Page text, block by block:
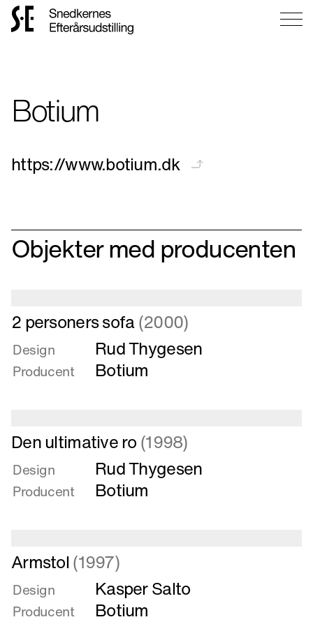
Botium
https://www.botium.dk
Objekter med producenten
Læs
mere
om
2
personers
2 personers sofa(2000)
Design Rud Thygesen
Producent Botium
Læs
mere
om
Den
ultimative
Den ultimative ro(1998)
Design Rud Thygesen
Producent Botium
Læs
mere
om
Armstol
Armstol(1997)
Design Kasper Salto
Producent Botium